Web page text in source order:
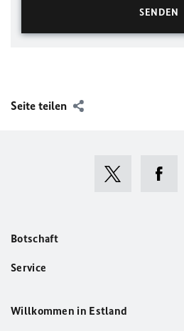
Seite teilen
Botschaft
Service
Willkommen in Estland